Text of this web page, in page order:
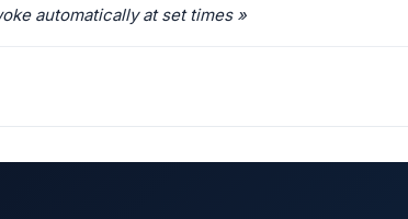
automatically at set times »